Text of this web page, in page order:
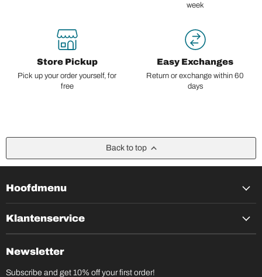
week
Store Pickup
Pick up your order yourself, for
free
Easy Exchanges
Return or exchange within 60
days
Back to top
Hoofdmenu
Klantenservice
Newsletter
Subscribe and get 10% off your first order!